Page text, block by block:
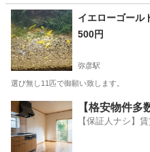
新潟 北蒲原郡 佐々木駅
イエローゴール
500円
弥彦駅
選び無し11匹で御願い致します。
新潟 燕市 弥彦駅 その他
【格安物件多
【保証人ナシ】